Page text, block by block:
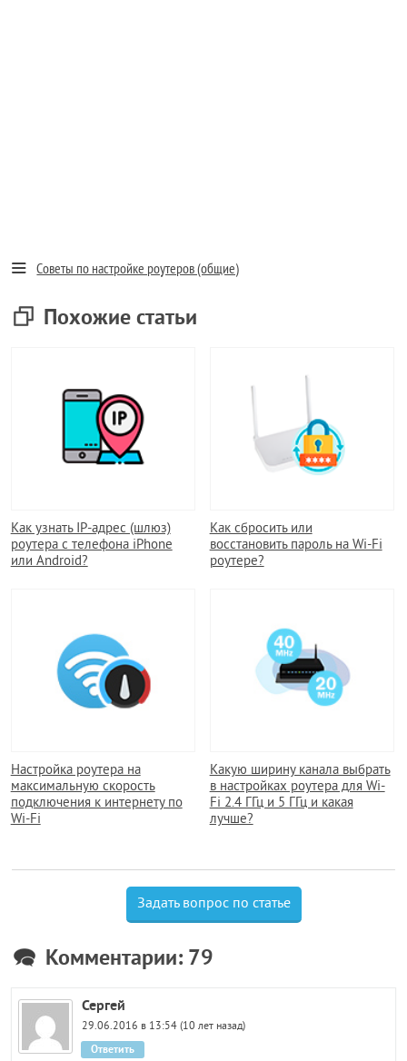
Советы по настройке роутеров (общие)
Похожие статьи
Как узнать IP-адрес (шлюз)
роутера с телефона iPhone
или Android?
Как сбросить или
восстановить пароль на Wi-Fi
роутере?
Настройка роутера на
максимальную скорость
подключения к интернету по
Wi-Fi
Какую ширину канала выбрать
в настройках роутера для Wi-
Fi 2.4 ГГц и 5 ГГц и какая
лучше?
Задать вопрос по статье
Комментарии: 79
Сергей
29.06.2016 в 13:54 (10 лет назад)
Ответить